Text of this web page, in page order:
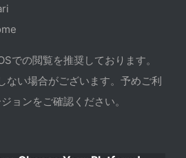
での閲覧を推奨しております。
ない場合がございます。予めご利
ョンをご確認ください。